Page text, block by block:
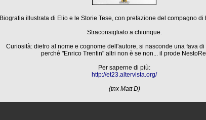
Biografia illustrata di Elio e le Storie Tese, con prefazione del compagno di
Straconsigliato a chiunque.
Curiosità: dietro al nome e cognome dell'autore, si nasconde una fava
perché "Enrico Trentin" altri non è se non... il prode
Per saperne di più:
http://et23.altervista.org/
(tnx Matt D)